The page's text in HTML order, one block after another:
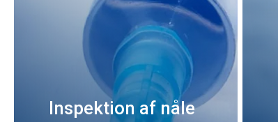
Inspektion af nåle